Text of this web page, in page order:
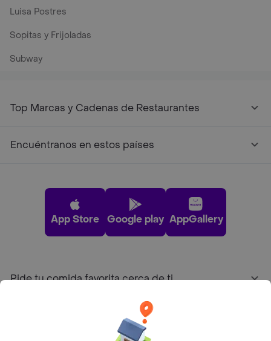
Luisa Postres
Sopitas y Frijoladas
Subway
Top Marcas y Cadenas de Restaurantes
Encuéntranos en estos países
App Store Google play AppGallery
Pide tu comida favorita cerca de ti